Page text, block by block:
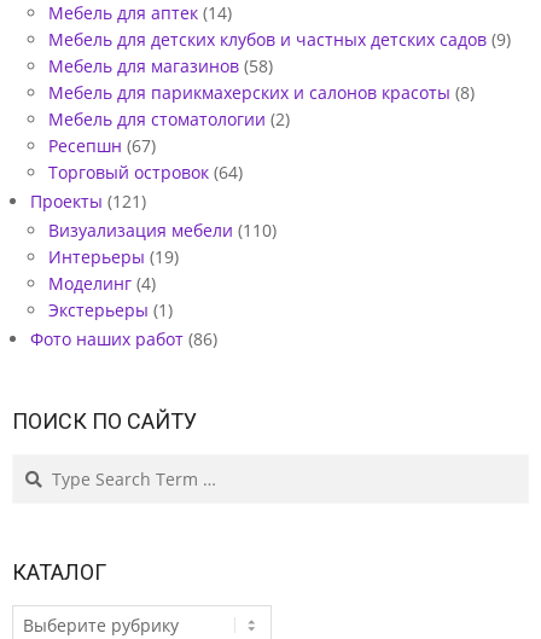
Мебель для аптек (14)
Мебель для детских клубов и частных детских садов (9)
Мебель для магазинов (58)
Мебель для парикмахерских и салонов красоты (8)
Мебель для стоматологии (2)
Ресепшн (67)
Торговый островок (64)
Проекты (121)
Визуализация мебели (110)
Интерьеры (19)
Моделинг (4)
Экстерьеры (1)
Фото наших работ (86)
ПОИСК ПО САЙТУ
Search
КАТАЛОГ
КАТАЛОГ